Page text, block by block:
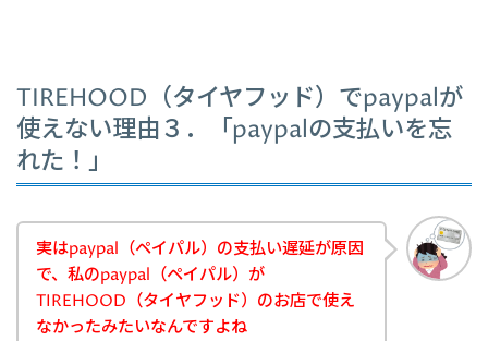
TIREHOOD（タイヤフッド）でpaypalが
使えない理由３．「paypalの支払いを忘
れた！」
実はpaypal（ペイパル）の支払い遅延が原因
で、私のpaypal（ペイパル）が
TIREHOOD（タイヤフッド）のお店で使え
なかったみたいなんですよね